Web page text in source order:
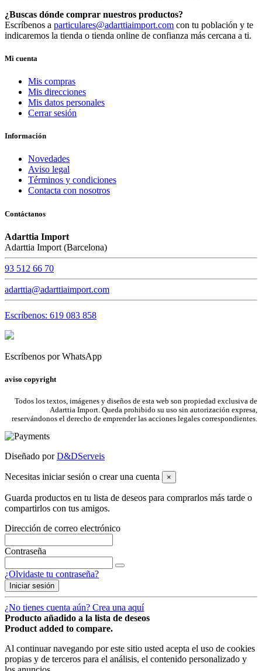
¿Buscas dónde comprar nuestros productos?
Escríbenos a particulares@adarttiaimport.com con tu población y te
indicaremos la tienda o tienda online de confianza más cercana a ti.
Mi cuenta
Mis compras
Mis direcciones
Mis datos personales
Cerrar sesión
Información
Novedades
Aviso legal
Términos y condiciones
Contacta con nosotros
Contáctanos
Adarttia Import
Adarttia Import (Barcelona)
93 512 66 70
adarttia@adarttiaimport.com
Escríbenos: 619 083 858
Escríbenos por WhatsApp
aviso copyright
Todos los textos, imágenes y diseños de esta web son propiedad exclusiva de
Adarttia Import. Queda prohibido su uso sin autorización expresa,
reservándonos el derecho de emprender las acciones legales correspondientes.
Diseñado porD&DServeis
Necesitas iniciar sesión o crear una cuenta ×
Guarda productos en tu lista de deseos para comprarlos más tarde o
compartirlos con tus amigos.
Dirección de correo electrónico
Contraseña
¿Olvidaste tu contraseña?
Iniciar sesión
¿No tienes cuenta aún? Crea una aquí
Producto añadido a la lista de deseos
Product added to compare.
Al continuar navegando por este sitio usted acepta el uso de cookies
propias y de terceros para el análisis, el contenido personalizado y